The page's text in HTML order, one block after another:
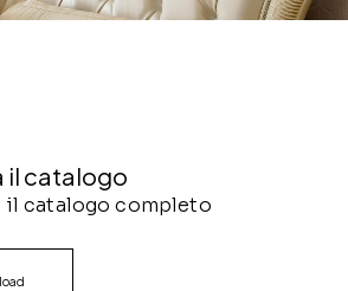
il catalogo
il catalogo completo